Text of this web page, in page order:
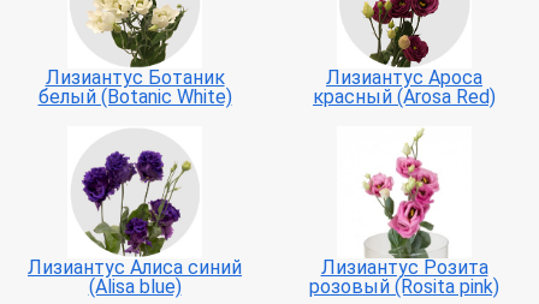
Лизиантус Ботаник
белый (Botanic White)
Лизиантус Ароса
красный (Arosa Red)
Лизиантус Алиса синий
(Alisa blue)
Лизиантус Розита
розовый (Rosita pink)